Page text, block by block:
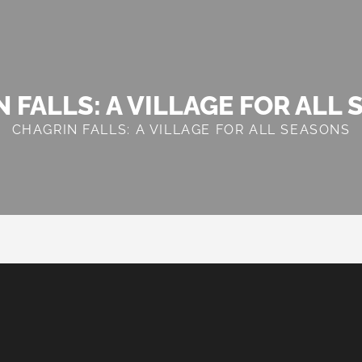
FALLS: A VILLAGE FOR ALL
CHAGRIN FALLS: A VILLAGE FOR ALL SEASONS